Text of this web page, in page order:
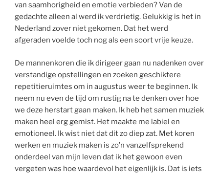
van saamhorigheid en emotie verbieden? Van de
gedachte alleen al werd ik verdrietig. Gelukkig is het in
Nederland zover niet gekomen. Dat het werd
afgeraden voelde toch nog als een soort vrije keuze.
De mannenkoren die ik dirigeer gaan nu nadenken over
verstandige opstellingen en zoeken geschiktere
repetitieruimtes om in augustus weer te beginnen. Ik
neem nu even de tijd om rustig na te denken over hoe
we deze herstart gaan maken. Ik heb het samen muziek
maken heel erg gemist. Het maakte me labiel en
emotioneel. Ik wist niet dat dit zo diep zat. Met koren
werken en muziek maken is zo’n vanzelfsprekend
onderdeel van mijn leven dat ik het gewoon even
vergeten was hoe waardevol het eigenlijk is. Dat is iets